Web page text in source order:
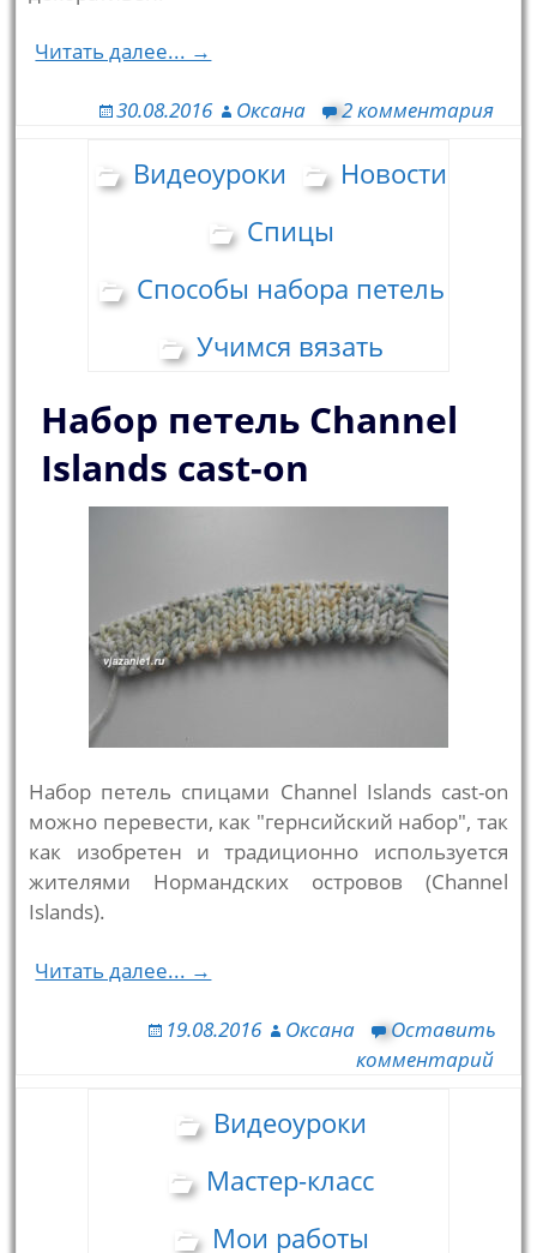
Читать далее... →
30.08.2016 Оксана 2 комментария
Видеоуроки
Новости
Спицы
Способы набора петель
Учимся вязать
Набор петель Сhannel
Islands cast-on
Набор петель спицами Channel Islands cast-on
можно перевести, как "гернсийский набор", так
как изобретен и традиционно используется
жителями Нормандских островов (Channel
Islands).
Читать далее... →
19.08.2016 Оксана
Оставить
комментарий
Видеоуроки
Мастер-класс
Мои работы